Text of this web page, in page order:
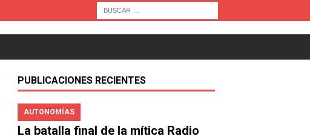
PUBLICACIONES RECIENTES
AUTONOMÍAS
La batalla final de la mítica Radio